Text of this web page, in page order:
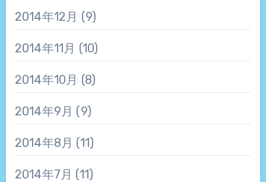
2014年12月 (9)
2014年11月 (10)
2014年10月 (8)
2014年9月 (9)
2014年8月 (11)
2014年7月 (11)